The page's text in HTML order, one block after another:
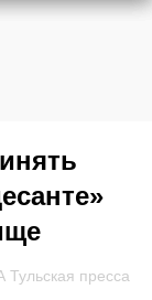
Тульская пресса